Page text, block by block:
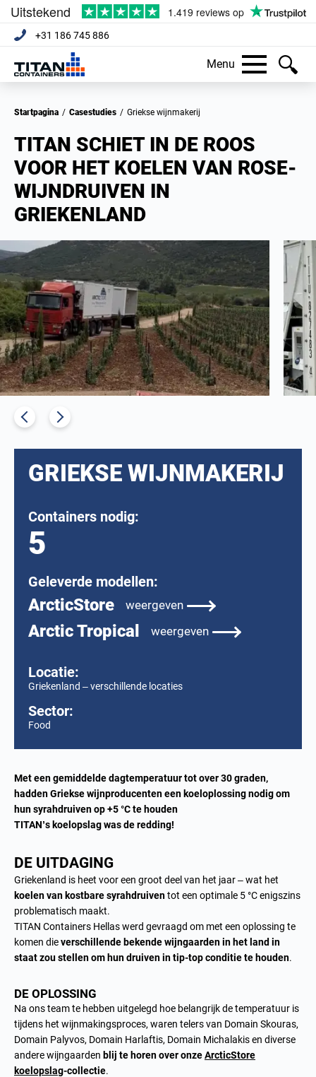
+31 186 745 886
Menu
Startpagina / Casestudies / Griekse wijnmakerij
TITAN SCHIET IN DE ROOS
VOOR HET KOELEN VAN ROSE-
WIJNDRUIVEN IN
GRIEKENLAND
GRIEKSE WIJNMAKERIJ
Containers nodig:
5
Geleverde modellen:
ArcticStore weergeven
Arctic Tropical weergeven
Locatie:
Griekenland – verschillende locaties
Sector:
Food
Met een gemiddelde dagtemperatuur tot over 30 graden,
hadden Griekse wijnproducenten een koeloplossing nodig om
hun syrahdruiven op +5 °C te houden
TITAN’s koelopslag was de redding!
DE UITDAGING
Griekenland is heet voor een groot deel van het jaar – wat het
koelen van kostbare syrahdruiventot een optimale 5 °C enigszins
problematisch maakt.
TITAN Containers Hellas werd gevraagd om met een oplossing te
komen dieverschillende bekende wijngaarden in het land in
staat zou stellen om hun druiven in tip-top conditie te houden.
DE OPLOSSING
Na ons team te hebben uitgelegd hoe belangrijk de temperatuur is
tijdens het wijnmakingsproces, waren telers van Domain Skouras,
Domain Palyvos, Domain Harlaftis, Domain Michalakis en diverse
andere wijngaarden blij te horen over onzeArcticStore
koelopslag-collectie.